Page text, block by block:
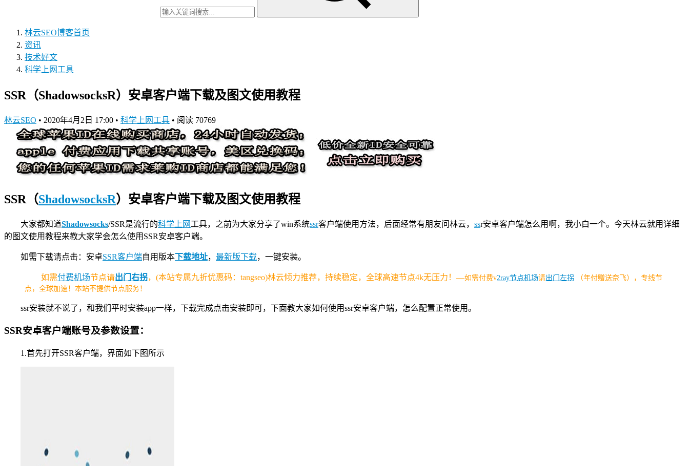
林云SEO博客首页
资讯
技术好文
科学上网工具
SSR（ShadowsocksR）安卓客户端下载及图文使用教程
林云SEO • 2020年4月2日 17:00 • 科学上网工具 • 阅读 70769
SSR（ShadowsocksR）安卓客户端下载及图文使用教程
大家都知道Shadowsocks/SSR是流行的科学上网 工具，之前为大家分享了win系统ssr客户端使用方法，后面经常有朋友问林云， ssr安卓客户端怎么用啊，我小白一个。今天林云就用详细
的图文使用教程来教大家学会怎么使用SSR安卓客户端。
如需下载请点击：安卓SSR客户端自用版本下载地址， 最新版下载，一键安装。
如需付费机场节点请出门右拐，(本站专属九折优惠码：tangseo)林云倾力推荐，持续稳定，全球高速节点4k无压力！—如需付费v2ray节点机场请出门左拐 （年付赠送奈飞），专线节
点，全球加速！本站不提供节点服务！
ssr安装就不说了，和我们平时安装app一样，下载完成点击安装即可，下面教大家如何使用ssr安卓客户端，怎么配置正常使用。
SSR安卓客户端账号及参数设置：
1.首先打开SSR客户端，界面如下图所示